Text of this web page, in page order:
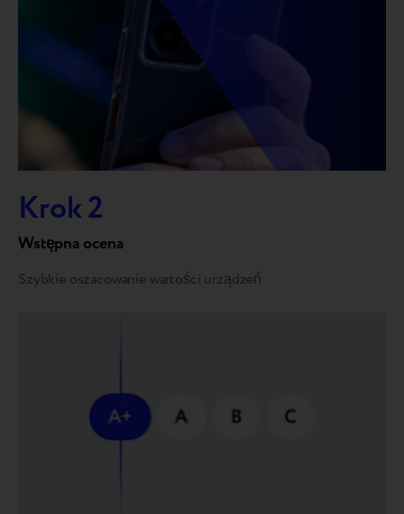
Krok 2
Wstępna ocena
Szybkie oszacowanie wartości urządzeń